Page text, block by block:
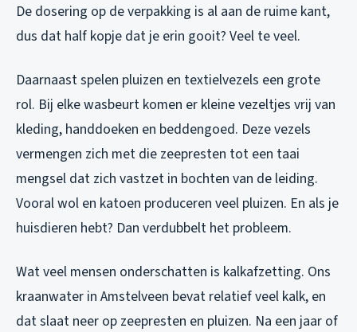
De dosering op de verpakking is al aan de ruime kant,
dus dat half kopje dat je erin gooit? Veel te veel.
Daarnaast spelen pluizen en textielvezels een grote
rol. Bij elke wasbeurt komen er kleine vezeltjes vrij van
kleding, handdoeken en beddengoed. Deze vezels
vermengen zich met die zeepresten tot een taai
mengsel dat zich vastzet in bochten van de leiding.
Vooral wol en katoen produceren veel pluizen. En als je
huisdieren hebt? Dan verdubbelt het probleem.
Wat veel mensen onderschatten is kalkafzetting. Ons
kraanwater in Amstelveen bevat relatief veel kalk, en
dat slaat neer op zeepresten en pluizen. Na een jaar of